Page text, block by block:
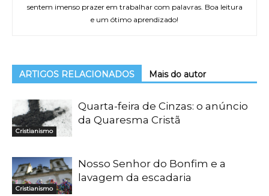
sentem imenso prazer em trabalhar com palavras. Boa leitura
e um ótimo aprendizado!
ARTIGOS RELACIONADOS Mais do autor
Cristianismo
Quarta-feira de Cinzas: o anúncio
da Quaresma Cristã
Cristianismo
Nosso Senhor do Bonfim e a
lavagem da escadaria